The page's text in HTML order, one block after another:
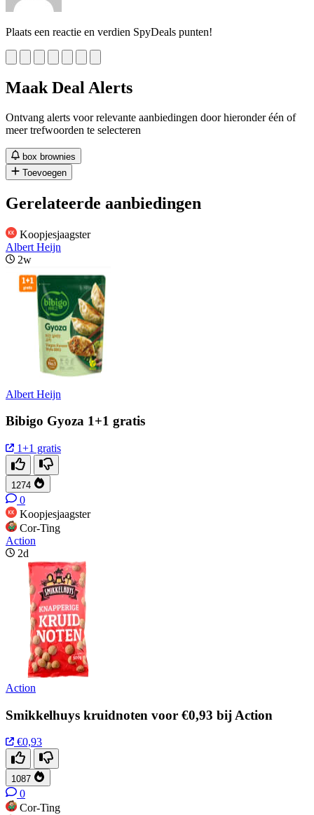
Plaats een reactie en verdien SpyDeals punten!
Maak Deal Alerts
Ontvang alerts voor relevante aanbiedingen door hieronder één of
meer trefwoorden te selecteren
box brownies
Toevoegen
Gerelateerde aanbiedingen
Koopjesjaagster
Albert Heijn
2w
Albert Heijn
Bibigo Gyoza 1+1 gratis
1+1 gratis
1274
0
Koopjesjaagster
Cor-Ting
Action
2d
Action
Smikkelhuys kruidnoten voor €0,93 bij Action
€0,93
1087
0
Cor-Ting